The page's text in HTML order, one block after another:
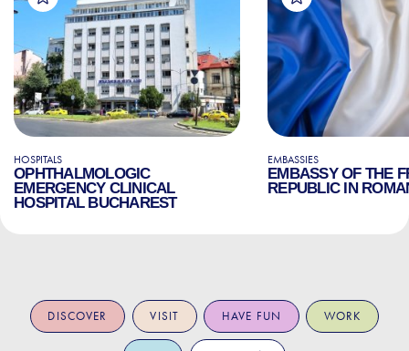
HOSPITALS
OPHTHALMOLOGIC
EMERGENCY CLINICAL
HOSPITAL BUCHAREST
EMBASSIES
EMBASSY OF THE
REPUBLIC IN
DISCOVER VISIT HAVE FUN WORK